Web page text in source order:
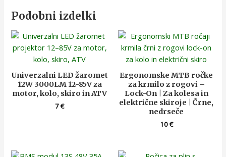
Podobni izdelki
Univerzalni LED žaromet
12W 3000LM 12-85V za
motor, kolo, skiro in ATV
7€
Ergonomske MTB ročke
za krmilo z rogovi –
Lock-On | Za kolesa in
električne skiroje | Črne,
nedrseče
10€